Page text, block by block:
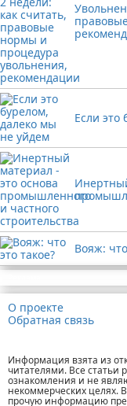
Если это
Вояж:
О проекте
Обратная связь
Информация взята из
читателями. Все статьи
ознакомления и не
некоммерческих целях.
прочую информацию